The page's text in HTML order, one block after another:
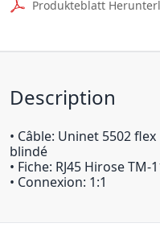
Produkteblatt
Description
• Câble: Uninet 5502
blindé
• Fiche: RJ45 Hirose TM-
• Connexion: 1:1